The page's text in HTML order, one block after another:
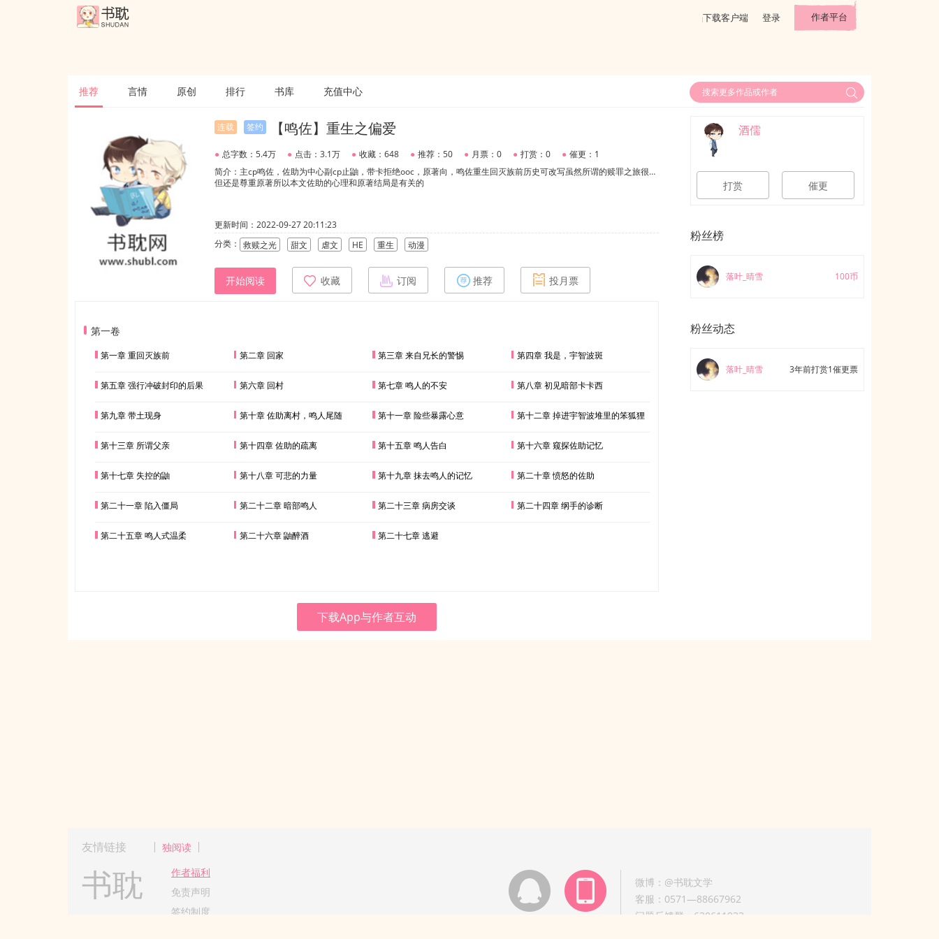
下载客户端 登录 作者平台
推荐 言情 原创 排行 书库 充值中心
连载 签约 【鸣佐】重生之偏爱
● 总字数：5.4万 ● 点击：3.1万 ● 收藏：648 ● 推荐：50 ● 月票：0 ● 打赏：0 ● 催更：1
简介：主cp鸣佐，佐助为中心副cp止鼬，带卡拒绝ooc，原著向，鸣佐重生回灭族前历史可改写虽然所谓的赎罪之旅很…
但还是尊重原著所以本文佐助的心理和原著结局是有关的
更新时间：2022-09-27 20:11:23
分类： 救赎之光 甜文 虐文 HE 重生 动漫
开始阅读 收藏 订阅 推荐 投月票
第一卷
第一章 重回灭族前 第二章 回家 第三章 来自兄长的警惕 第四章 我是，宇智波斑
第五章 强行冲破封印的后果 第六章 回村 第七章 鸣人的不安 第八章 初见暗部卡卡西
第九章 带土现身 第十章 佐助离村，鸣人尾随 第十一章 险些暴露心意 第十二章 掉进宇智波堆里的笨狐狸
第十三章 所谓父亲 第十四章 佐助的疏离 第十五章 鸣人告白 第十六章 窥探佐助记忆
第十七章 失控的鼬 第十八章 可悲的力量 第十九章 抹去鸣人的记忆 第二十章 愤怒的佐助
第二十一章 陷入僵局 第二十二章 暗部鸣人 第二十三章 病房交谈 第二十四章 纲手的诊断
第二十五章 鸣人式温柔 第二十六章 鼬醉酒 第二十七章 逃避
下载App与作者互动
酒儒
打赏 催更
粉丝榜
落叶_晴雪 100币
粉丝动态
落叶_晴雪 3年前打赏1催更票
友情链接 独阅读
书耽
作者福利
免责声明
签约制度
微博：@书耽文学
客服：0571—88667962
问题反馈群：630611933